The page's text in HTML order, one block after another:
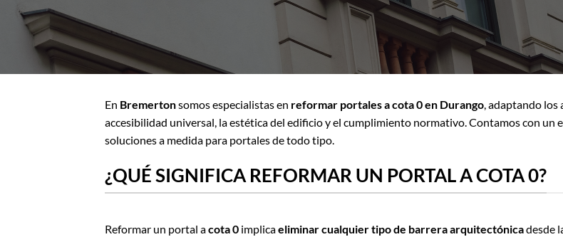
En Bremertonsomos especialistas en reformar portales a cota 0 en Durango, adaptando los
accesibilidad universal, la estética del edificio y el cumplimiento normativo. Contamos con un
soluciones a medida para portales de todo tipo.
¿QUÉ SIGNIFICA REFORMAR UN PORTAL A COTA 0?
Reformar un portal acota 0 implicaeliminar cualquier tipo de barrera arquitectónicadesde